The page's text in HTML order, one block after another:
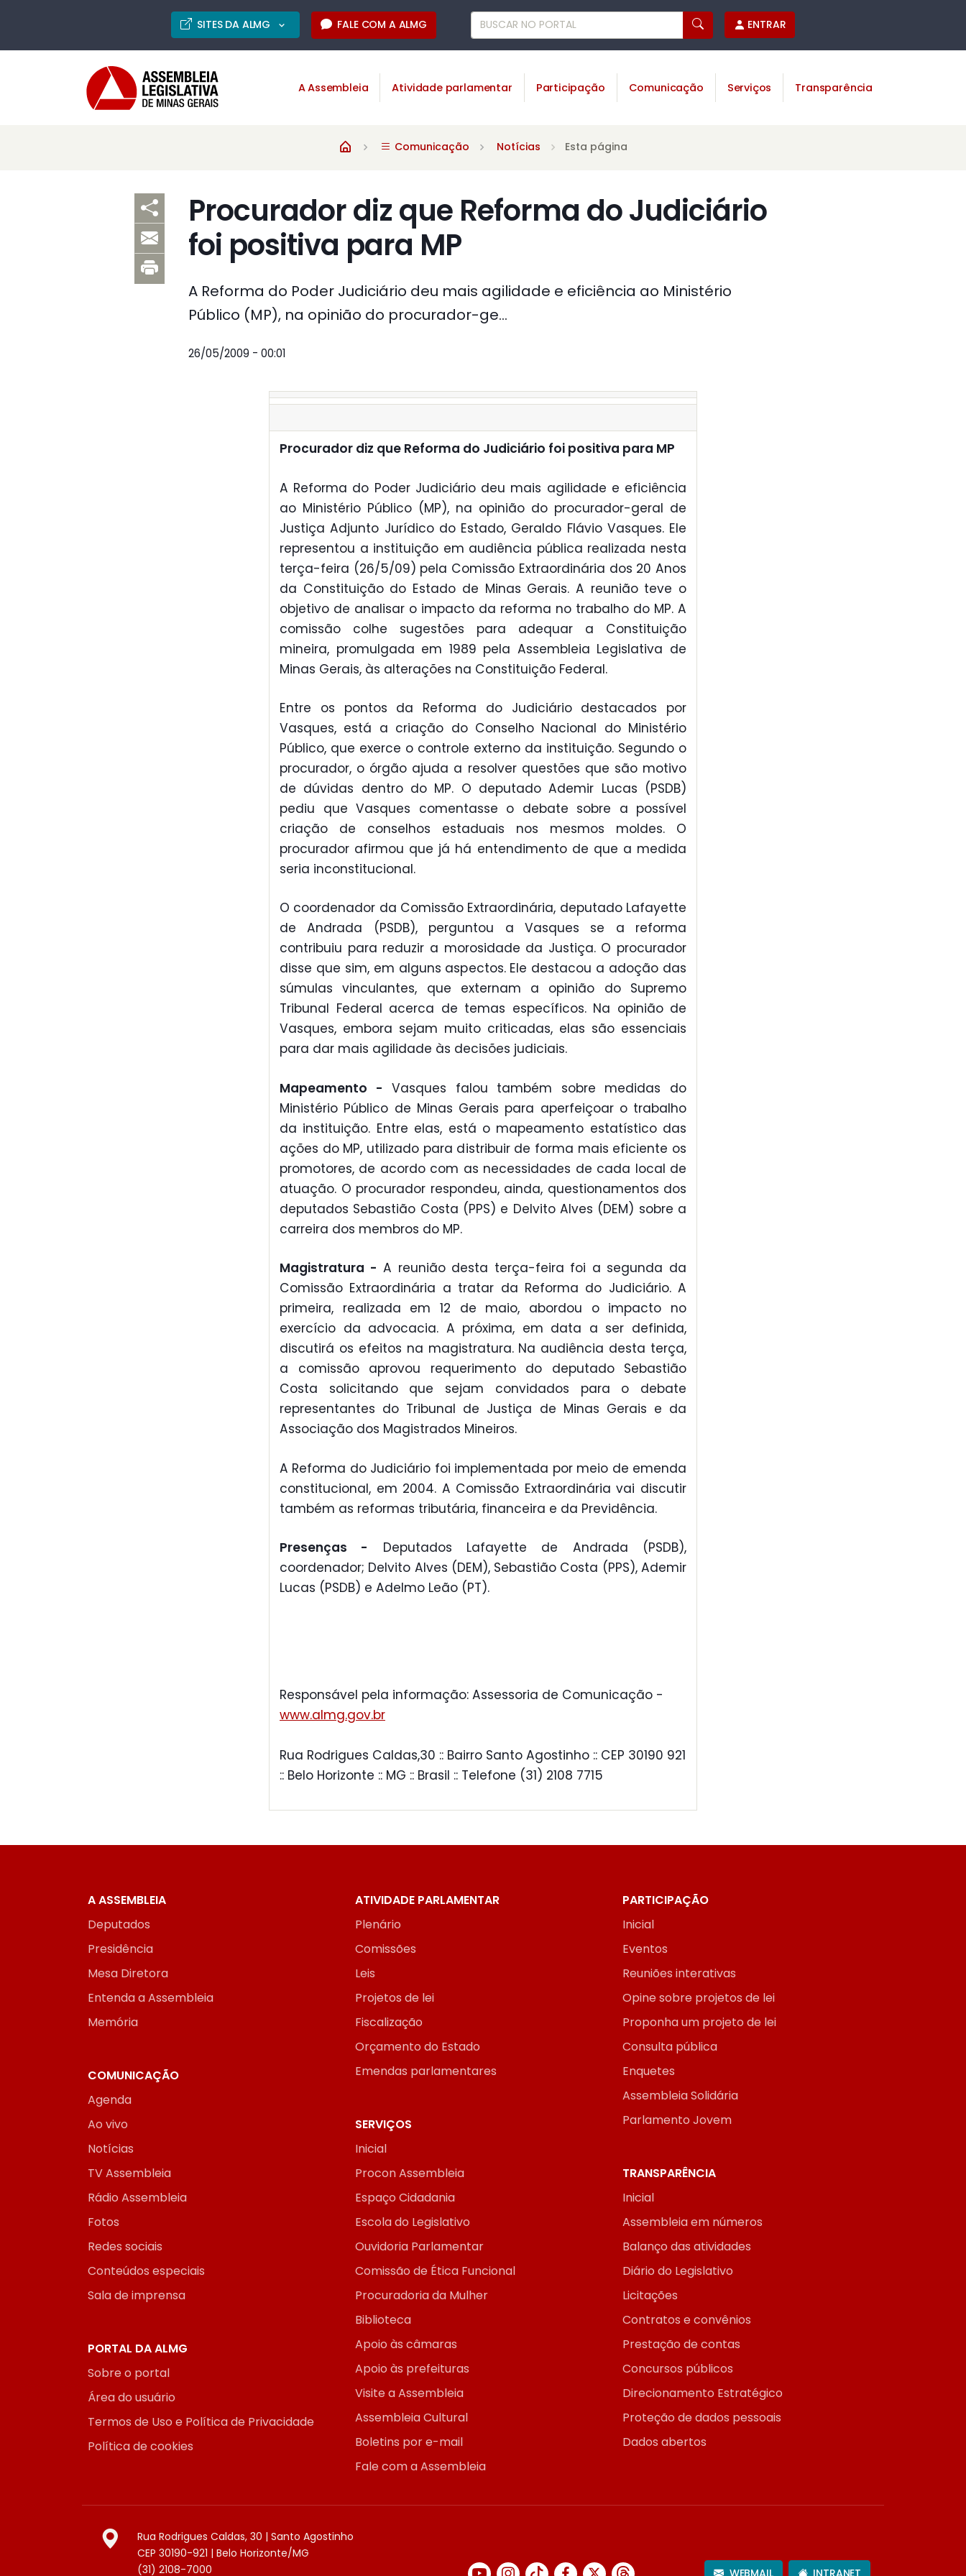
SITES DA ALMG FALE COM A ALMG ENTRAR
A Assembleia Atividade parlamentar Participação Comunicação Serviços Transparência
Comunicação Notícias Esta página
Procurador diz que Reforma do Judiciário
foi positiva para MP
A Reforma do Poder Judiciário deu mais agilidade e eficiência ao Ministério
Público (MP), na opinião do procurador-ge...
26/05/2009 - 00:01
Procurador diz que Reforma do Judiciário foi positiva para MP
A Reforma do Poder Judiciário deu mais agilidade e eficiência
ao Ministério Público (MP), na opinião do procurador-geral de
Justiça Adjunto Jurídico do Estado, Geraldo Flávio Vasques. Ele
representou a instituição em audiência pública realizada nesta
terça-feira (26/5/09) pela Comissão Extraordinária dos 20 Anos
da Constituição do Estado de Minas Gerais. A reunião teve o
objetivo de analisar o impacto da reforma no trabalho do MP. A
comissão colhe sugestões para adequar a Constituição
mineira, promulgada em 1989 pela Assembleia Legislativa de
Minas Gerais, às alterações na Constituição Federal.
Entre os pontos da Reforma do Judiciário destacados por
Vasques, está a criação do Conselho Nacional do Ministério
Público, que exerce o controle externo da instituição. Segundo o
procurador, o órgão ajuda a resolver questões que são motivo
de dúvidas dentro do MP. O deputado Ademir Lucas (PSDB)
pediu que Vasques comentasse o debate sobre a possível
criação de conselhos estaduais nos mesmos moldes. O
procurador afirmou que já há entendimento de que a medida
seria inconstitucional.
O coordenador da Comissão Extraordinária, deputado Lafayette
de Andrada (PSDB), perguntou a Vasques se a reforma
contribuiu para reduzir a morosidade da Justiça. O procurador
disse que sim, em alguns aspectos. Ele destacou a adoção das
súmulas vinculantes, que externam a opinião do Supremo
Tribunal Federal acerca de temas específicos. Na opinião de
Vasques, embora sejam muito criticadas, elas são essenciais
para dar mais agilidade às decisões judiciais.
Mapeamento - Vasques falou também sobre medidas do
Ministério Público de Minas Gerais para aperfeiçoar o trabalho
da instituição. Entre elas, está o mapeamento estatístico das
ações do MP, utilizado para distribuir de forma mais eficiente os
promotores, de acordo com as necessidades de cada local de
atuação. O procurador respondeu, ainda, questionamentos dos
deputados Sebastião Costa (PPS) e Delvito Alves (DEM) sobre a
carreira dos membros do MP.
Magistratura - A reunião desta terça-feira foi a segunda da
Comissão Extraordinária a tratar da Reforma do Judiciário. A
primeira, realizada em 12 de maio, abordou o impacto no
exercício da advocacia. A próxima, em data a ser definida,
discutirá os efeitos na magistratura. Na audiência desta terça,
a comissão aprovou requerimento do deputado Sebastião
Costa solicitando que sejam convidados para o debate
representantes do Tribunal de Justiça de Minas Gerais e da
Associação dos Magistrados Mineiros.
A Reforma do Judiciário foi implementada por meio de emenda
constitucional, em 2004. A Comissão Extraordinária vai discutir
também as reformas tributária, financeira e da Previdência.
Presenças - Deputados Lafayette de Andrada (PSDB),
coordenador; Delvito Alves (DEM), Sebastião Costa (PPS), Ademir
Lucas (PSDB) e Adelmo Leão (PT).
Responsável pela informação: Assessoria de Comunicação -
www.almg.gov.br
Rua Rodrigues Caldas,30 :: Bairro Santo Agostinho :: CEP 30190 921
:: Belo Horizonte :: MG :: Brasil :: Telefone (31) 2108 7715
A ASSEMBLEIA
Deputados
Presidência
Mesa Diretora
Entenda a Assembleia
Memória
ATIVIDADE PARLAMENTAR
Plenário
Comissões
Leis
Projetos de lei
Fiscalização
Orçamento do Estado
Emendas parlamentares
PARTICIPAÇÃO
Inicial
Eventos
Reuniões interativas
Opine sobre projetos de lei
Proponha um projeto de lei
Consulta pública
Enquetes
Assembleia Solidária
Parlamento Jovem
COMUNICAÇÃO
Agenda
Ao vivo
Notícias
TV Assembleia
Rádio Assembleia
Fotos
Redes sociais
Conteúdos especiais
Sala de imprensa
SERVIÇOS
Inicial
Procon Assembleia
Espaço Cidadania
Escola do Legislativo
Ouvidoria Parlamentar
Comissão de Ética Funcional
Procuradoria da Mulher
Biblioteca
Apoio às câmaras
Apoio às prefeituras
Visite a Assembleia
Assembleia Cultural
Boletins por e-mail
Fale com a Assembleia
TRANSPARÊNCIA
Inicial
Assembleia em números
Balanço das atividades
Diário do Legislativo
Licitações
Contratos e convênios
Prestação de contas
Concursos públicos
Direcionamento Estratégico
Proteção de dados pessoais
Dados abertos
PORTAL DA ALMG
Sobre o portal
Área do usuário
Termos de Uso e Política de Privacidade
Política de cookies
Rua Rodrigues Caldas, 30 | Santo Agostinho
CEP 30190-921 | Belo Horizonte/MG
(31) 2108-7000